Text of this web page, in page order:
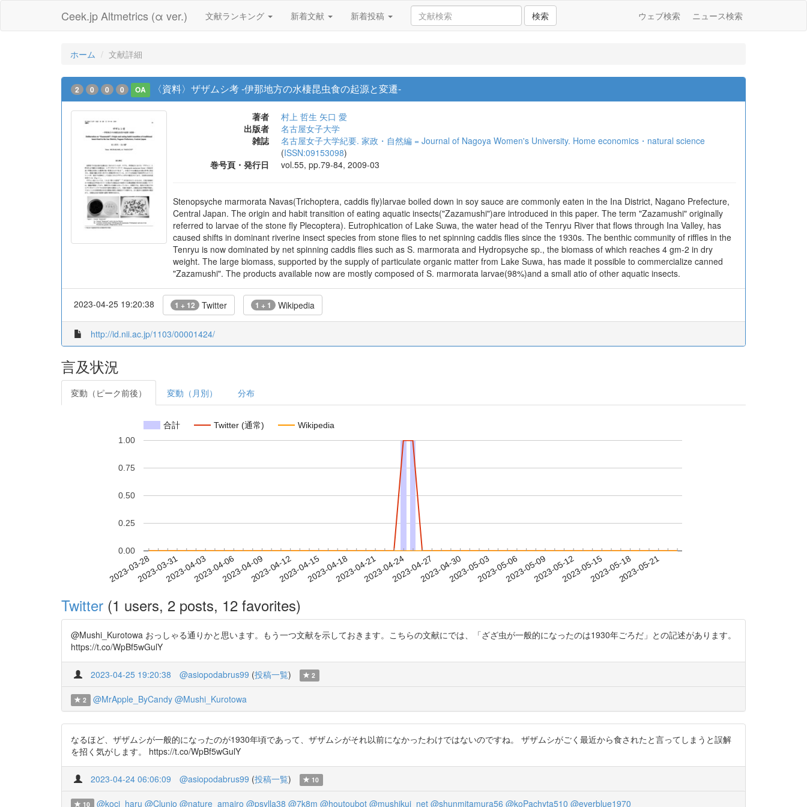
Ceek.jp Altmetrics (α ver.) 文献ランキング 新着文献 新着投稿 検索 ウェブ検索 ニュース検索
ホーム 文献詳細
2 0 0 0 OA 〈資料〉ザザムシ考 -伊那地方の水棲昆虫食の起源と変遷-
著者 村上 哲生 矢口 愛
出版者
名古屋女子大学
雑誌
名古屋女子大学紀要. 家政・自然編 = Journal of Nagoya Women's University. Home economics・natural science
(ISSN:09153098)
巻号頁・発行日
vol.55, pp.79-84, 2009-03
Stenopsyche marmorata Navas(Trichoptera, caddis fly)larvae boiled down in soy sauce are commonly eaten in the Ina District, Nagano Prefecture,
Central Japan. The origin and habit transition of eating aquatic insects("Zazamushi")are introduced in this paper. The term "Zazamushi" originally
referred to larvae of the stone fly Plecoptera). Eutrophication of Lake Suwa, the water head of the Tenryu River that flows through Ina Valley, has
caused shifts in dominant riverine insect species from stone flies to net spinning caddis flies since the 1930s. The benthic community of riffles in the
Tenryu is now dominated by net spinning caddis flies such as S. marmorata and Hydropsyche sp., the biomass of which reaches 4 gm-2 in dry
weight. The large biomass, supported by the supply of particulate organic matter from Lake Suwa, has made it possible to commercialize canned
"Zazamushi". The products available now are mostly composed of S. marmorata larvae(98%)and a small atio of other aquatic insects.
2023-04-25 19:20:38 1 + 12 Twitter 1 + 1 Wikipedia
http://id.nii.ac.jp/1103/00001424/
言及状況
変動（ピーク前後） 変動（月別） 分布
合計 Twitter (通常) Wikipedia
2023-03-282023-03-312023-04-032023-04-062023-04-092023-04-122023-04-152023-04-182023-04-212023-04-242023-04-272023-04-302023-05-032023-05-062023-05-092023-05-122023-05-152023-05-182023-05-21
0.00
0.25
0.50
0.75
1.00
Twitter (1 users, 2 posts, 12 favorites)
@Mushi_Kurotowa おっしゃる通りかと思います。もう一つ文献を示しておきます。こちらの文献にでは、「ざざ虫が一般的になったのは1930年ごろだ」との記述があります。
https://t.co/WpBf5wGulY
2023-04-25 19:20:38 @asiopodabrus99 (投稿一覧) 2
2 @MrApple_ByCandy @Mushi_Kurotowa
なるほど、ザザムシが一般的になったのが1930年頃であって、ザザムシがそれ以前になかったわけではないのですね。 ザザムシがごく最近から食されたと言ってしまうと誤解
を招く気がします。 https://t.co/WpBf5wGulY
2023-04-24 06:06:09 @asiopodabrus99 (投稿一覧) 10
10 @koci_haru @Clunio @nature_amairo @psylla38 @7k8m @houtoubot @mushikui_net @shunmitamura56 @koPachyta510 @everblue1970